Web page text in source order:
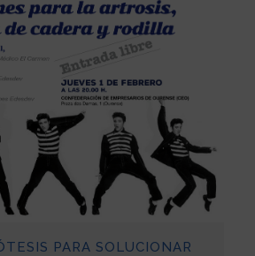
PARA SOLUCIONAR